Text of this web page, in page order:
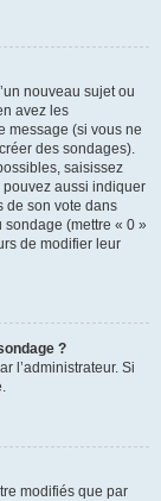
nouveau sujet ou
avez les
message (si vous ne
des sondages).
saisissez
aussi indiquer
de son vote dans
sondage (mettre « 0 »
de modifier leur
?
l’administrateur. Si
modifiés que par